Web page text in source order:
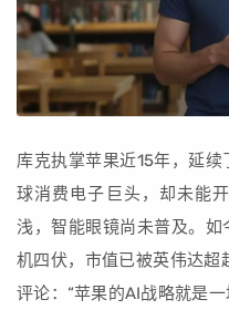
库克执掌苹果近15年，延
球消费电子巨头，却未能
浅，智能眼镜尚未普及。
机四伏，市值已被英伟达超
评论：“苹果的AI战略就是